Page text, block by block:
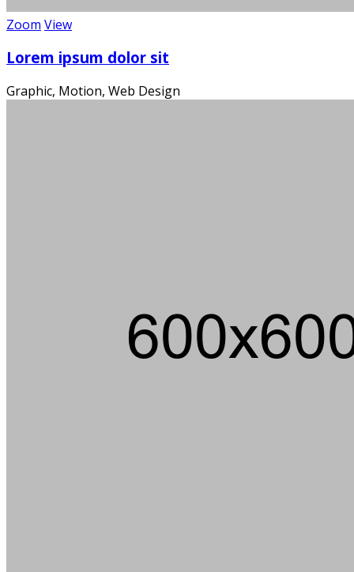
Zoom View
Lorem ipsum dolor sit
Graphic, Motion, Web Design